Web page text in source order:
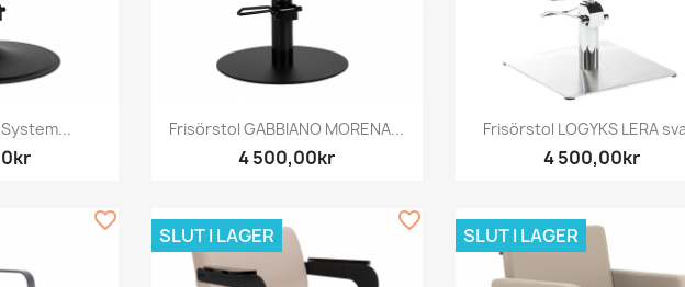
Snabbvy
Frisörstol GABBIANO MORENA...
4 500,00kr
Snabbvy
Frisörstol LOGYKS LERA
4 500,00kr
favorite_border
SLUT I LAGER
favorite_border
SLUT I LAGER